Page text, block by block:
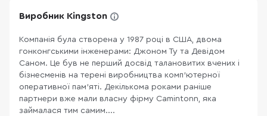
Виробник Kingston
Компанія була створена у 1987 році в США, двома
гонконгськими інженерами: Джоном Ту та Девідом
Саном. Це був не перший досвід талановитих вчених і
бізнесменів на терені виробництва комп’ютерної
оперативної пам'яті. Декількома роками раніше
партнери вже мали власну фірму Camintonn, яка
займалася тим самим....